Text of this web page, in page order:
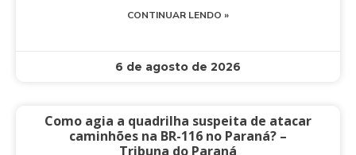
CONTINUAR LENDO »
6 de agosto de 2026
Como agia a quadrilha suspeita de atacar
caminhões na BR-116 no Paraná? –
Tribuna do Paraná